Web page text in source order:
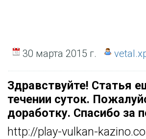
30 марта 2015 г.
Здравствуйте! Статья
течении суток.
доработку. Спасибо за
http://play-vulkan-